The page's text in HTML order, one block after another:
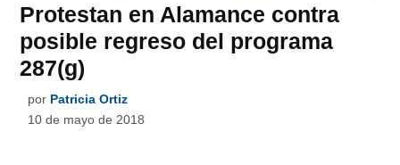
Protestan en Alamance contra
posible regreso del programa
287(g)
por Patricia Ortiz
10 de mayo de 2018